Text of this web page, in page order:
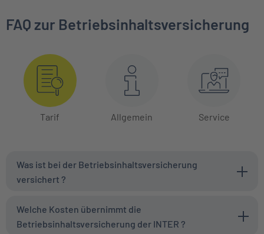
FAQ zur Betriebsinhaltsversicherung
Tarif Allgemein Service
Was ist bei der Betriebsinhaltsversicherung
versichert ?
Welche Kosten übernimmt die
Betriebsinhaltsversicherung der INTER ?